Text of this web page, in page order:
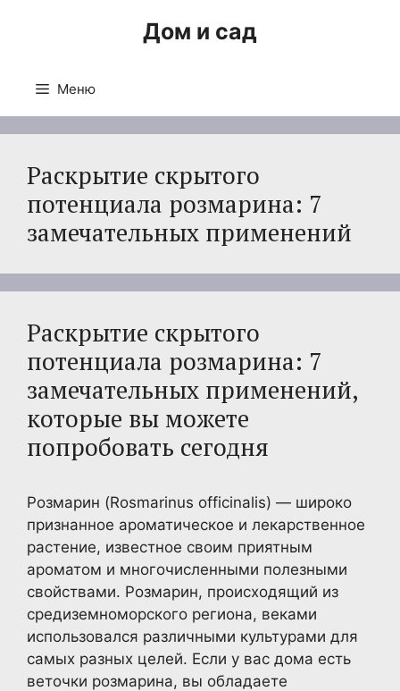
Дом и сад
Меню
Раскрытие скрытого
потенциала розмарина: 7
замечательных применений
Раскрытие скрытого
потенциала розмарина: 7
замечательных применений,
которые вы можете
попробовать сегодня
Розмарин (Rosmarinus officinalis) — широко
признанное ароматическое и лекарственное
растение, известное своим приятным
ароматом и многочисленными полезными
свойствами. Розмарин, происходящий из
средиземноморского региона, веками
использовался различными культурами для
самых разных целей. Если у вас дома есть
веточки розмарина, вы обладаете